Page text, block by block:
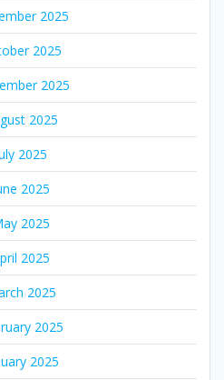
2025
2025
2025
2025
2025
2025
2025
2025
2025
2025
2025